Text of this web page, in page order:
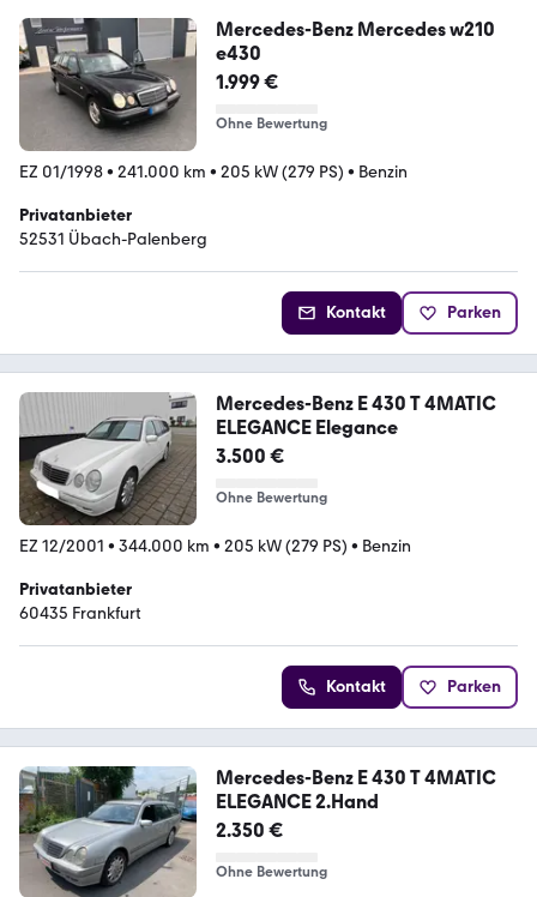
Mercedes-Benz Mercedes w210
e430
1.999 €
Ohne Bewertung
EZ 01/1998• 241.000 km • 205 kW (279 PS) • Benzin
Privatanbieter
52531 Übach-Palenberg
Kontakt Parken
Mercedes-Benz E 430 T 4MATIC
ELEGANCE Elegance
3.500 €
Ohne Bewertung
EZ 12/2001 • 344.000 km • 205 kW (279 PS) • Benzin
Privatanbieter
60435 Frankfurt
Kontakt Parken
Mercedes-Benz E 430 T 4MATIC
ELEGANCE 2.Hand
2.350 €
Ohne Bewertung